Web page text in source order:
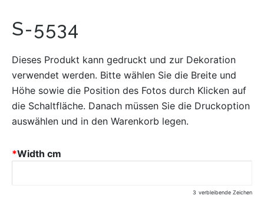
S-5534
Dieses Produkt kann gedruckt und zur Dekoration
verwendet werden. Bitte wählen Sie die Breite und
Höhe sowie die Position des Fotos durch Klicken auf
die Schaltfläche. Danach müssen Sie die Druckoption
auswählen und in den Warenkorb legen.
*Width cm
3 verbleibende Zeichen